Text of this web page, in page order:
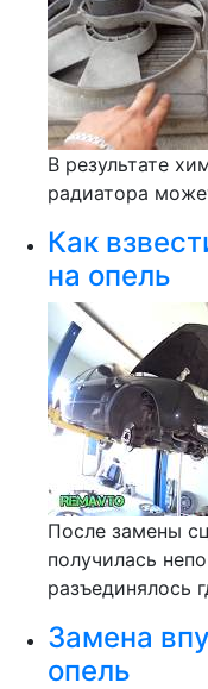
В результате
радиатора
Как
на опель
После замены
получилась
разъединялось
Замена
опель